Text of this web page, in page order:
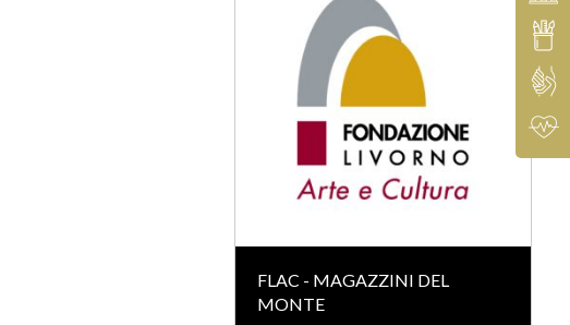
FLAC - MAGAZZINI DEL
MONTE